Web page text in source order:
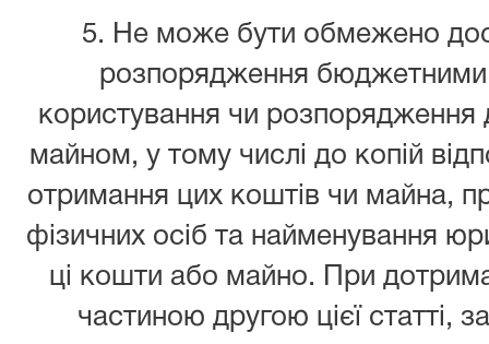
5. Не може бути обмежено
розпорядження бюджетними
користування чи
майном, у тому числі до копій
отримання цих коштів чи майна,
фізичних осіб та найменування
ці кошти або майно. При
частиною другою цієї статті,